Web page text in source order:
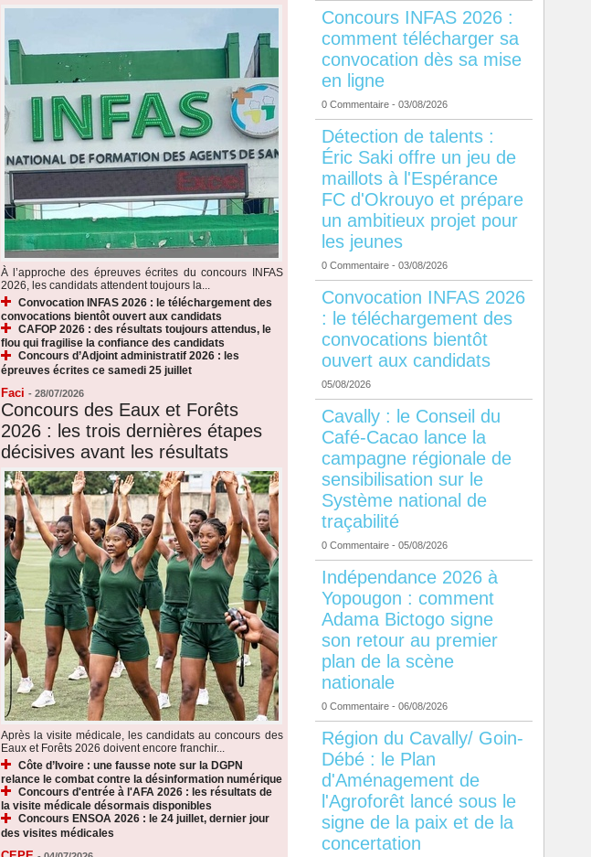
À l’approche des épreuves écrites du concours INFAS
2026, les candidats attendent toujours la...
Convocation INFAS 2026 : le téléchargement des
convocations bientôt ouvert aux candidats
CAFOP 2026 : des résultats toujours attendus, le
flou qui fragilise la confiance des candidats
Concours d’Adjoint administratif 2026 : les
épreuves écrites ce samedi 25 juillet
Faci - 28/07/2026
Concours des Eaux et Forêts
2026 : les trois dernières étapes
décisives avant les résultats
Après la visite médicale, les candidats au concours des
Eaux et Forêts 2026 doivent encore franchir...
Côte d’Ivoire : une fausse note sur la DGPN
relance le combat contre la désinformation numérique
Concours d'entrée à l'AFA 2026 : les résultats de
la visite médicale désormais disponibles
Concours ENSOA 2026 : le 24 juillet, dernier jour
des visites médicales
Concours INFAS 2026 :
comment télécharger sa
convocation dès sa mise
en ligne
0 Commentaire - 03/08/2026
Détection de talents :
Éric Saki offre un jeu de
maillots à l'Espérance
FC d'Okrouyo et prépare
un ambitieux projet pour
les jeunes
0 Commentaire - 03/08/2026
Convocation INFAS 2026
: le téléchargement des
convocations bientôt
ouvert aux candidats
05/08/2026
Cavally : le Conseil du
Café-Cacao lance la
campagne régionale de
sensibilisation sur le
Système national de
traçabilité
0 Commentaire - 05/08/2026
Indépendance 2026 à
Yopougon : comment
Adama Bictogo signe
son retour au premier
plan de la scène
nationale
0 Commentaire - 06/08/2026
Région du Cavally/ Goin-
Débé : le Plan
d'Aménagement de
l'Agroforêt lancé sous le
signe de la paix et de la
concertation